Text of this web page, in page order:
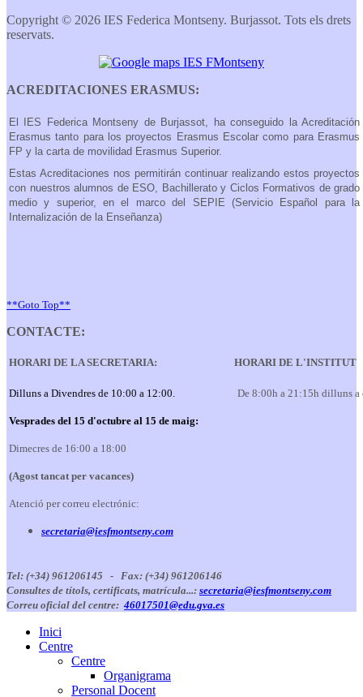
Copyright © 2026 IES Federica Montseny. Burjassot. Tots els drets
reservats.
ACREDITACIONES ERASMUS:
El IES Federica Montseny de Burjassot, ha conseguido la Acreditación
Erasmus tanto para los proyectos Erasmus Escolar como para Erasmus
FP y la carta de movilidad Erasmus Superior.
Estas Acreditaciones nos permitirán continuar realizando estos proyectos
con nuestros alumnos de ESO, Bachillerato y Ciclos Formativos de grado
medio y superior, en el marco del SEPIE (Servicio Español para la
Internalización de la Enseñanza)
**Goto Top**
CONTACTE:
HORARI DE LA SECRETARIA: HORARI DE L'INSTITUT
Dilluns a Divendres de 10:00 a 12:00.
Vesprades del 15 d'octubre al 15 de maig:
Dimecres de 16:00 a 18:00
(Agost tancat per vacances)
Atenció per correu electrónic:
secretaria@iesfmontseny.com
De 8:00h a 21:15h dilluns a
Tel: (+34) 961206145 -
Fax: (+34) 961206146
Consultes de títols, certificats, matrícula...: secretaria@iesfmontseny.com
Correu oficial del centre: 46017501@edu.gva.es
Inici
Centre
Centre
Organigrama
Personal Docent